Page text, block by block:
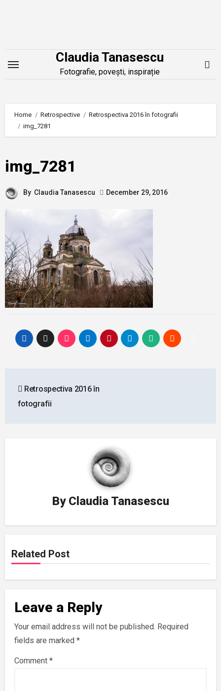
Claudia Tanasescu
Fotografie, povești, inspirație
Home Retrospective
Retrospectiva 2016 în fotografii
img_7281
img_7281
By Claudia Tanasescu December 29, 2016
navigation
Retrospectiva 2016 în
fotografii
By Claudia Tanasescu
Related Post
Leave a Reply
Your email address will not be published. Required
fields are marked*
Comment*